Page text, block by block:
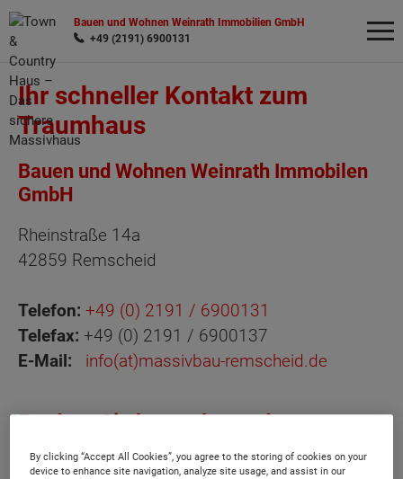
Bauen und Wohnen Weinrath Immobilien GmbH
+49 (2191) 6900131
Ihr schneller Kontakt zum
Traumhaus
Bauen und Wohnen Weinrath Immobilen
GmbH
Rheinstraße 14a
42859 Remscheid
Telefon: +49 (0) 2191 / 6900131
Telefax: +49 (0) 2191 / 6900137
E-Mail:
info(at)massivbau-remscheid.de
Fordern Sie kostenlos und
unverbindlich Informationen an!
Wonach möchten Sie suchen?
By clicking “Accept All Cookies”, you agree to the storing of cookies on your
device to enhance site navigation, analyze site usage, and assist in our